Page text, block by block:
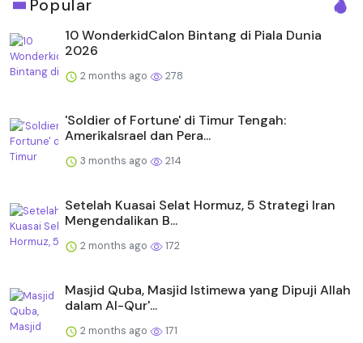
Popular
10 WonderkidCalon Bintang di Piala Dunia
2026
2 months ago 278
'Soldier of Fortune' di Timur Tengah:
AmerikaIsrael dan Pera...
3 months ago 214
Setelah Kuasai Selat Hormuz, 5 Strategi Iran
Mengendalikan B...
2 months ago 172
Masjid Quba, Masjid Istimewa yang Dipuji Allah
dalam Al-Qur'...
2 months ago 171